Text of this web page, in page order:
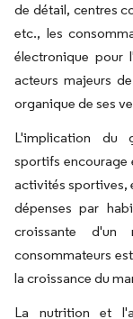
de détail, centres
etc., les
électronique pour
acteurs majeurs
organique de ses
L'implication du
sportifs encourage
activités sportives,
dépenses par
croissante
consommateurs
la croissance du
La nutrition et